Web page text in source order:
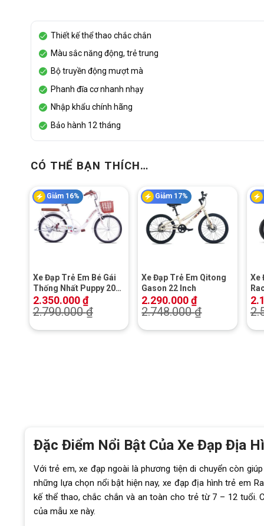
Thiết kế thể thao chắc chắn
Màu sắc năng động, trẻ trung
Bộ truyền động mượt mà
Phanh đĩa cơ nhanh nhạy
Nhập khẩu chính hãng
Bảo hành 12 tháng
CÓ THỂ BẠN THÍCH…
Giảm 16%
+
Xe Đạp Trẻ Em Bé Gái
Thống Nhất Puppy 20
Inch
2.350.000₫
2.790.000₫
Giảm 17%
+
Xe Đạp Trẻ Em Qitong
Gason 22 Inch
2.290.000₫
2.748.000₫
Xe
Đặc Điểm Nổi Bật Của Xe Đạp Địa
Với trẻ em, xe đạp ngoài là phương tiện di chuyển còn
những lựa chọn nổi bật hiện nay, xe đạp địa hình trẻ em
kế thể thao, chắc chắn và an toàn cho trẻ từ 7 – 12 tuổi.
của mẫu xe này.